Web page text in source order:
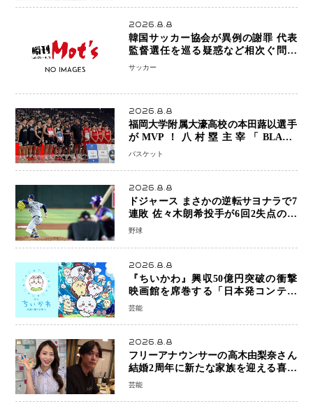
2026.8.8
韓国サッカー協会が異例の謝罪 代表
監督選任を巡る疑惑など相次ぐ問題
「組織の刷新」誓う
サッカー
2026.8.8
福岡大学附属大濠高校の本田蕗以選手
がMVP！八村塁主宰「BLACK
SAMURAI SUMMIT 2026」で存在
バスケット
2026.8.8
ドジャース まさかの逆転サヨナラで7
連敗 佐々木朗希投手が6回2失点の力
投も勝利届かず、大谷翔平は好機で悔
野球
2026.8.8
『ちいかわ』興収50億円突破の衝撃
映画館を席巻する「日本発コンテン
ツ」の強さ スパイダーマン、モアナ
芸能
2026.8.8
フリーアナウンサーの高木由梨奈さん
結婚2周年に新たな家族を迎える喜び
を報告 夫・岸田タツヤさんと連名
芸能